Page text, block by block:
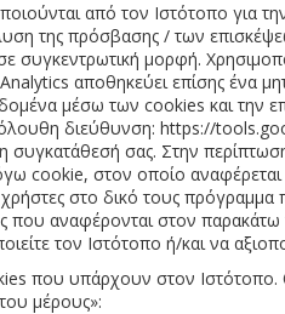
από τον Ιστότοπο
της πρόσβασης / των
συγκεντρωτική μορφή.
αποθηκεύει επίσης ένα
μέσω των cookies και την
διεύθυνση: https://
συγκατάθεσή σας. Στην
cookie, στον οποίο
στο δικό τους
που αναφέρονται στον
τον Ιστότοπο ή/και να
που υπάρχουν στον Ιστότοπο.
μέρους»: